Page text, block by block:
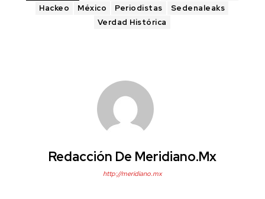
Hackeo
México Periodistas
Sedenaleaks
Verdad Histórica
Redacción De Meridiano.mx
http://meridiano.mx